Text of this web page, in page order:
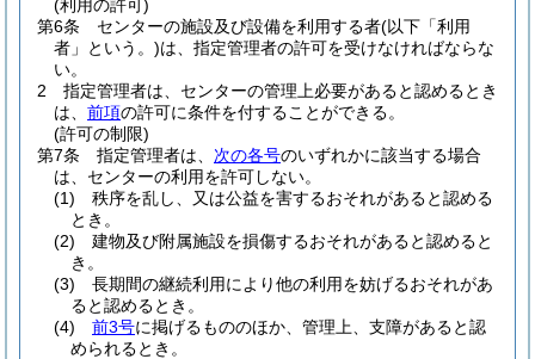
(利用の許可)
第6条
センターの施設及び設備を利用する者(以下「利用
者」という。)は、指定管理者の許可を受けなければならな
い。
2
指定管理者は、センターの管理上必要があると認めるとき
は、 前項の許可に条件を付することができる。
(許可の制限)
第7条
指定管理者は、 次の各号のいずれかに該当する場合
は、センターの利用を許可しない。
(1)
秩序を乱し、又は公益を害するおそれがあると認める
とき。
(2)
建物及び附属施設を損傷するおそれがあると認めると
き。
(3)
長期間の継続利用により他の利用を妨げるおそれがあ
ると認めるとき。
(4)
前3号に掲げるもののほか、管理上、支障があると認
められるとき。